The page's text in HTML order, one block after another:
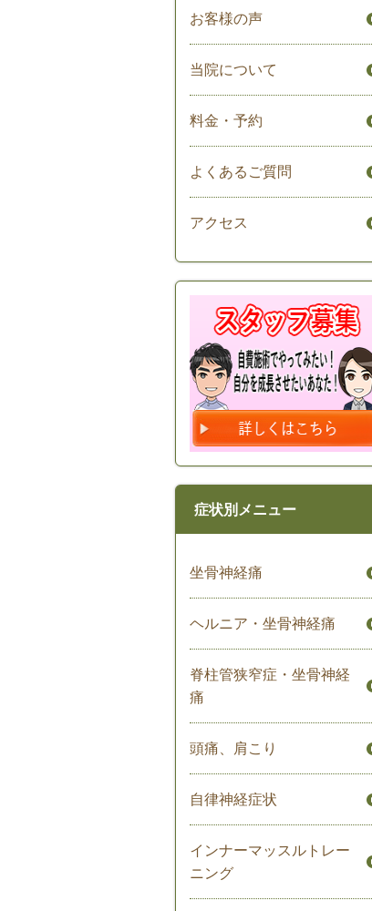
お客様の声
当院について
料金・予約
よくあるご質問
アクセス
症状別メニュー
坐骨神経痛
ヘルニア・坐骨神経痛
脊柱管狭窄症・坐骨神経
痛
頭痛、肩こり
自律神経症状
インナーマッスルトレー
ニング